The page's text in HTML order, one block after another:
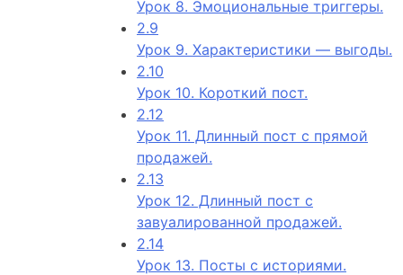
Урок 8. Эмоциональные триггеры.
2.9
Урок 9. Характеристики — выгоды.
2.10
Урок 10. Короткий пост.
2.12
Урок 11. Длинный пост с прямой
продажей.
2.13
Урок 12. Длинный пост с
завуалированной продажей.
2.14
Урок 13. Посты с историями.